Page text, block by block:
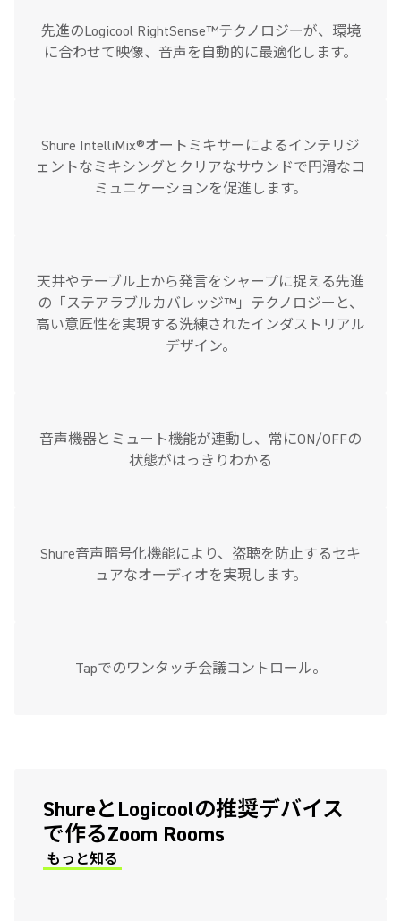
先進のLogicool RightSense™テクノロジーが、環境
に合わせて映像、音声を自動的に最適化します。
Shure IntelliMix®オートミキサーによるインテリジ
ェントなミキシングとクリアなサウンドで円滑なコ
ミュニケーションを促進します。
天井やテーブル上から発言をシャープに捉える先進
の「ステアラブルカバレッジ™」テクノロジーと、
高い意匠性を実現する洗練されたインダストリアル
デザイン。
音声機器とミュート機能が連動し、常にON/OFFの
状態がはっきりわかる
Shure音声暗号化機能により、盗聴を防止するセキ
ュアなオーディオを実現します。
Tapでのワンタッチ会議コントロール。
ShureとLogicoolの推奨デバイス
で作るZoom Rooms
もっと知る
(Opens in a new tab)